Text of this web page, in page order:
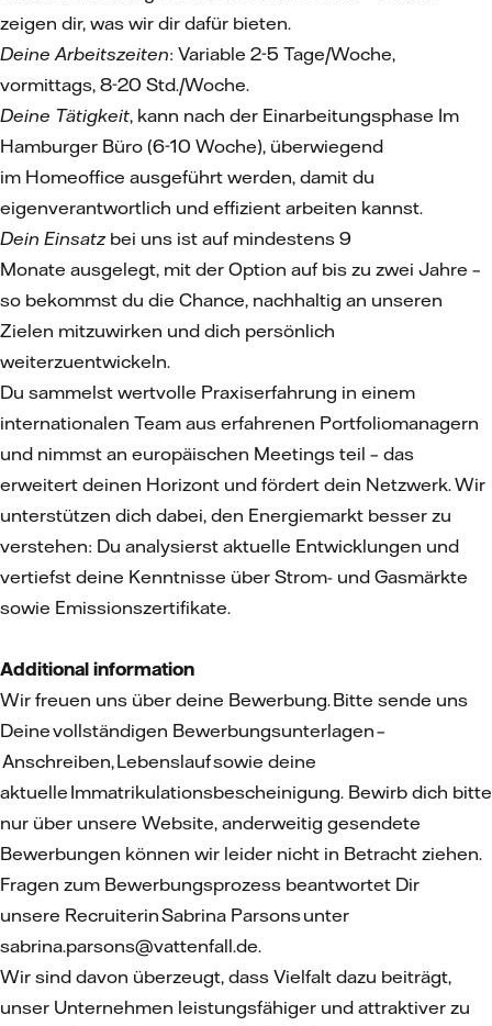
zeigen dir, was wir dir dafür bieten.
Deine Arbeitszeiten: Variable 2-5 Tage/Woche,
vormittags, 8-20 Std./Woche.
Deine Tätigkeit, kann nach der Einarbeitungsphase Im
Hamburger Büro (6-10 Woche), überwiegend
im Homeoffice ausgeführt werden, damit du
eigenverantwortlich und effizient arbeiten kannst.
Dein Einsatzbei uns ist auf mindestens 9
Monate ausgelegt, mit der Option auf bis zu zwei Jahre –
so bekommst du die Chance, nachhaltig an unseren
Zielen mitzuwirken und dich persönlich
weiterzuentwickeln.
Du sammelst wertvolle Praxiserfahrung in einem
internationalen Team aus erfahrenen Portfoliomanagern
und nimmst an europäischen Meetings teil – das
erweitert deinen Horizont und fördert dein Netzwerk. Wir
unterstützen dich dabei, den Energiemarkt besser zu
verstehen: Du analysierst aktuelle Entwicklungen und
vertiefst deine Kenntnisse über Strom- und Gasmärkte
sowie Emissionszertifikate.
Additional information
Wir freuen uns über deine Bewerbung. Bitte sende uns
Deine vollständigen Bewerbungsunterlagen –
Anschreiben, Lebenslauf sowie deine
aktuelle Immatrikulationsbescheinigung. Bewirb dich bitte
nur über unsere Website, anderweitig gesendete
Bewerbungen können wir leider nicht in Betracht ziehen.
Fragen zum Bewerbungsprozess beantwortet Dir
unsere Recruiterin Sabrina Parsons unter
sabrina.parsons@vattenfall.de.
Wir sind davon überzeugt, dass Vielfalt dazu beiträgt,
unser Unternehmen leistungsfähiger und attraktiver zu